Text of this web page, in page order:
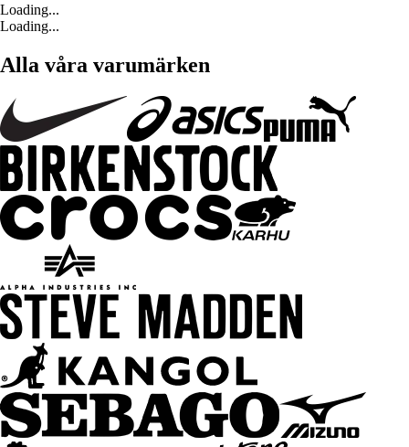
Loading...
Loading...
Alla våra varumärken